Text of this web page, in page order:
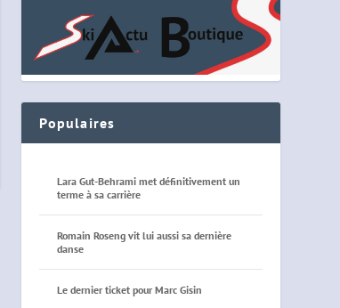
Populaires
Lara Gut-Behrami met définitivement un
terme à sa carrière
Romain Roseng vit lui aussi sa dernière
danse
Le dernier ticket pour Marc Gisin